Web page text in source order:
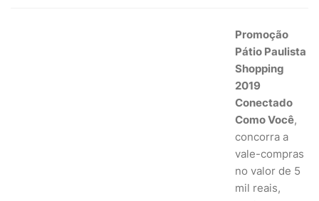
Promoção
Pátio Paulista
Shopping
2019
Conectado
Como Você,
concorra a
vale-compras
no valor de 5
mil reais,